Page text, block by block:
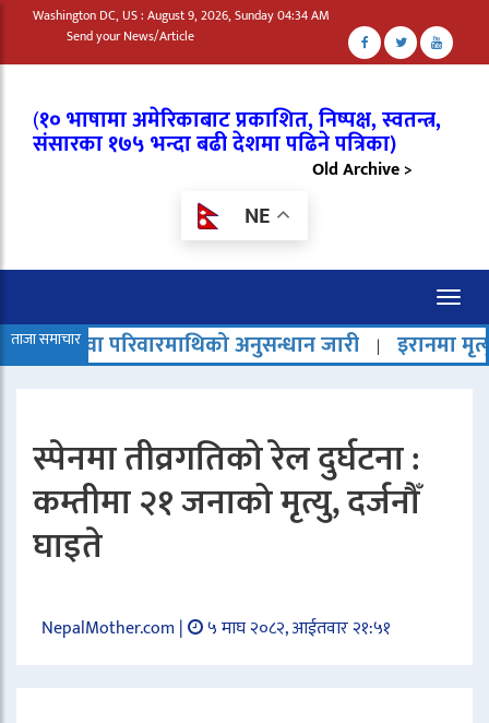
Washington DC, US : August 9, 2026, Sunday 04:34 AM
Send your News/Article
(१० भाषामा अमेरिकाबाट प्रकाशित, निष्पक्ष, स्वतन्त्र,
संसारका १७५ भन्दा बढी देशमा पढिने पत्रिका)
Old Archive >
NE
ताजा समाचार अनुसन्धान जारी | इरानमा मृत्युदण्ड बढेको भन्दै
स्पेनमा तीव्रगतिको रेल दुर्घटना :
कम्तीमा २१ जनाको मृत्यु, दर्जनौँ
घाइते
NepalMother.com | ५ माघ २०८२, आईतवार २१:५१